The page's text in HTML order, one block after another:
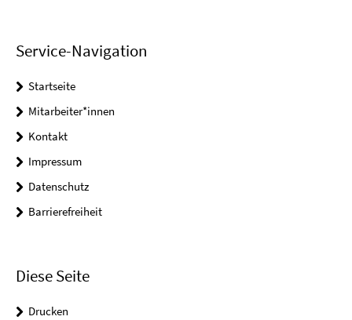
Service-Navigation
Startseite
Mitarbeiter*innen
Kontakt
Impressum
Datenschutz
Barrierefreiheit
Diese Seite
Drucken